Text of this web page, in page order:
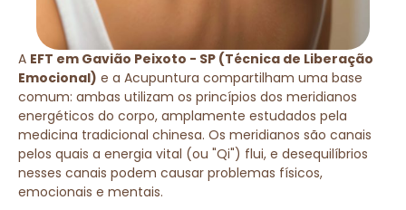
A EFT em Gavião Peixoto - SP (Técnica de Liberação
Emocional) e a Acupuntura compartilham uma base
comum: ambas utilizam os princípios dos meridianos
energéticos do corpo, amplamente estudados pela
medicina tradicional chinesa. Os meridianos são canais
pelos quais a energia vital (ou "Qi") flui, e desequilíbrios
nesses canais podem causar problemas físicos,
emocionais e mentais.